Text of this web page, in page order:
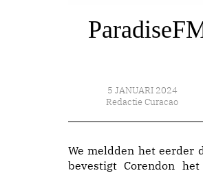
5 JANUARI 2024
Redactie Curacao
We meldden het eerder
bevestigt Corendon